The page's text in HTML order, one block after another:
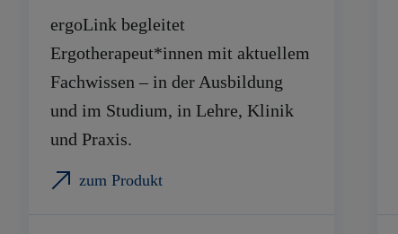
ergoLink begleitet
Ergotherapeut*innen mit aktuellem
Fachwissen – in der Ausbildung
und im Studium, in Lehre, Klinik
und Praxis.
zum Produkt